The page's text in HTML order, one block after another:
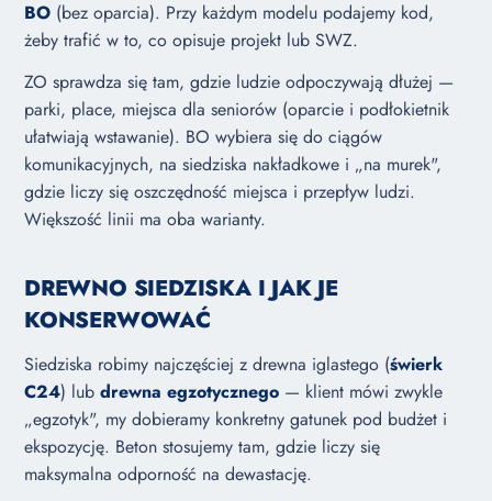
BO (bez oparcia). Przy każdym modelu podajemy kod,
żeby trafić w to, co opisuje projekt lub SWZ.
ZO sprawdza się tam, gdzie ludzie odpoczywają dłużej —
parki, place, miejsca dla seniorów (oparcie i podłokietnik
ułatwiają wstawanie). BO wybiera się do ciągów
komunikacyjnych, na siedziska nakładkowe i „na murek",
gdzie liczy się oszczędność miejsca i przepływ ludzi.
Większość linii ma oba warianty.
DREWNO SIEDZISKA I JAK JE
KONSERWOWAĆ
Siedziska robimy najczęściej z drewna iglastego (świerk
C24) lub drewna egzotycznego — klient mówi zwykle
„egzotyk", my dobieramy konkretny gatunek pod budżet i
ekspozycję. Beton stosujemy tam, gdzie liczy się
maksymalna odporność na dewastację.